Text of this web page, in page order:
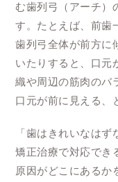
む歯列弓（アーチ）
す。たとえば、前歯
歯列弓全体が前方に
いたりすると、口元
織や周辺の筋肉のバ
口元が前に見える、
「歯はきれいなは
矯正治療で対応でき
原因がどこにあるか